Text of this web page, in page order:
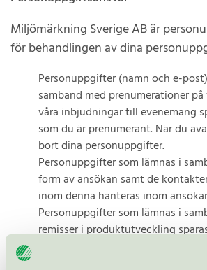
Miljömärkning Sverige AB är
för behandlingen av dina
Personuppgifter (namn och e-
samband med prenumerationer
våra inbjudningar till evenemang
som du är prenumerant. När du
bort dina personuppgifter.
Personuppgifter som lämnas i
form av ansökan samt de
inom denna hanteras inom
Personuppgifter som lämnas i
remisser i produktutveckling